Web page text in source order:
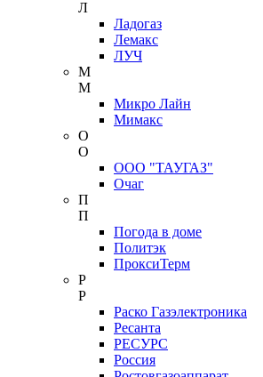
Л
Ладогаз
Лемакс
ЛУЧ
М
М
Микро Лайн
Мимакс
О
О
ООО "ТАУГАЗ"
Очаг
П
П
Погода в доме
Политэк
ПроксиТерм
Р
Р
Раско Газэлектроника
Ресанта
РЕСУРС
Россия